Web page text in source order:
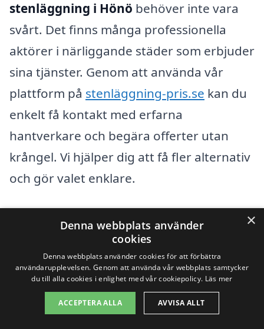
stenläggning i Hönö behöver inte vara
svårt. Det finns många professionella
aktörer i närliggande städer som erbjuder
sina tjänster. Genom att använda vår
plattform på stenläggning-pris.se kan du
enkelt få kontakt med erfarna
hantverkare och begära offerter utan
krångel. Vi hjälper dig att få fler alternativ
och gör valet enklare.
När du letar efter stenläggning är det bra
att överväga professionella i städer som:
Öckerö
Hälsö
×
Denna webbplats använder
cookies
Denna webbplats använder cookies för att förbättra
användarupplevelsen. Genom att använda vår webbplats samtycker
du till alla cookies i enlighet med vår cookiepolicy. Läs mer
ACCEPTERA ALLA AVVISA ALLT